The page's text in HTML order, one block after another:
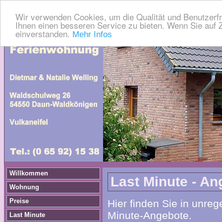
Wir verwenden Cookies, um die Qualität und
Ihnen einen besseren Service zu bieten. Wenn Sie
einverstanden. Mehr Infos
Willkommen
Wohnung
Preise
Last Minute
Last Minute -
Hier finden Sie in
Minute-Angebote.